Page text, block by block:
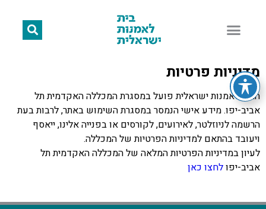
מדיניות פרטיות
הבית לאמנות ישראלית פועל במסגרת המכללה האקדמית תל
אביב-יפו. מידע אישי הנמסר במסגרת השימוש באתר, לרבות בעת
הרשמה לניוזלטר, לאירועים, לקורסים או בפנייה אלינו, ייאסף
ויעובד בהתאם למדיניות הפרטיות של המכללה.
לעיון במדיניות הפרטיות המלאה של המכללה האקדמית תל
אביב-יפולחצו כאן